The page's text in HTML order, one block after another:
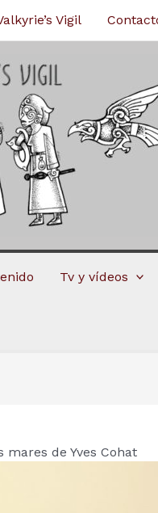
Vigil
Tv y vídeos
mares de Yves Cohat